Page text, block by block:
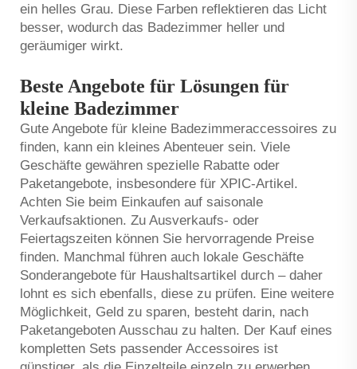
ein helles Grau. Diese Farben reflektieren das Licht
besser, wodurch das Badezimmer heller und
geräumiger wirkt.
Beste Angebote für Lösungen für
kleine Badezimmer
Gute Angebote für kleine Badezimmeraccessoires zu
finden, kann ein kleines Abenteuer sein. Viele
Geschäfte gewähren spezielle Rabatte oder
Paketangebote, insbesondere für XPIC-Artikel.
Achten Sie beim Einkaufen auf saisonale
Verkaufsaktionen. Zu Ausverkaufs- oder
Feiertagszeiten können Sie hervorragende Preise
finden. Manchmal führen auch lokale Geschäfte
Sonderangebote für Haushaltsartikel durch – daher
lohnt es sich ebenfalls, diese zu prüfen. Eine weitere
Möglichkeit, Geld zu sparen, besteht darin, nach
Paketangeboten Ausschau zu halten. Der Kauf eines
kompletten Sets passender Accessoires ist